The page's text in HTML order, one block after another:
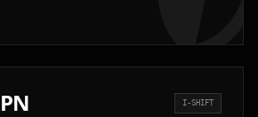
I-SHIFT